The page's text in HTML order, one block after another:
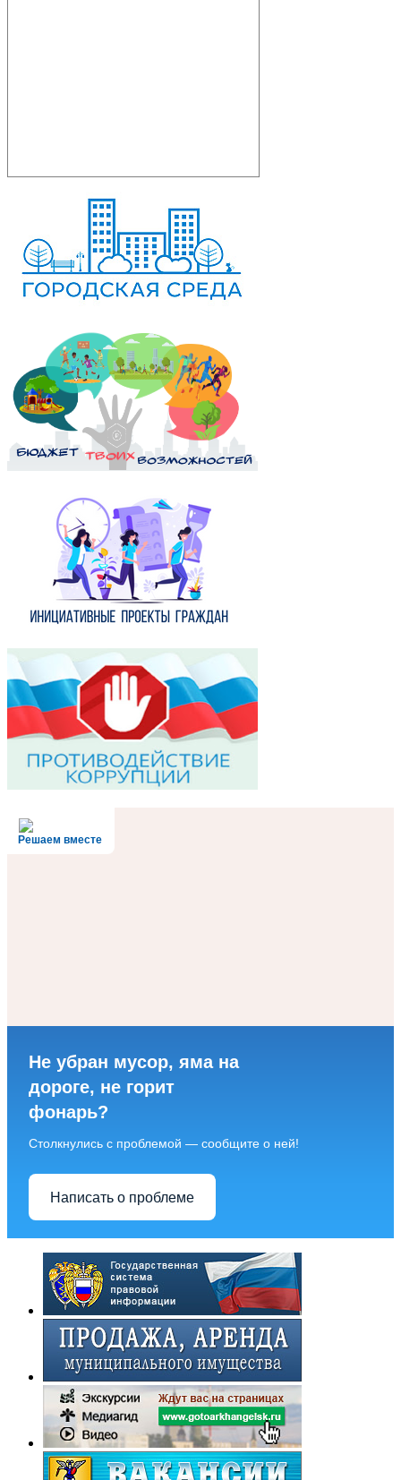
Решаем вместе
Не убран мусор, яма на
дороге, не горит
фонарь?
Столкнулись с проблемой — сообщите о ней!
Написать о проблеме